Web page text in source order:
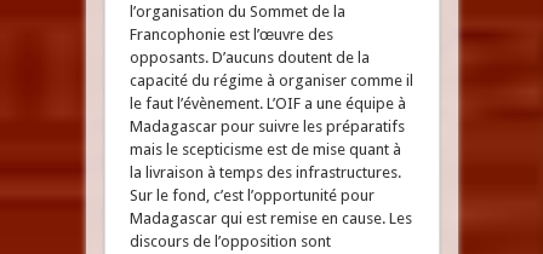
l’organisation du Sommet de la
Francophonie est l’œuvre des
opposants. D’aucuns doutent de la
capacité du régime à organiser comme il
le faut l’évènement. L’OIF a une équipe à
Madagascar pour suivre les préparatifs
mais le scepticisme est de mise quant à
la livraison à temps des infrastructures.
Sur le fond, c’est l’opportunité pour
Madagascar qui est remise en cause. Les
discours de l’opposition sont